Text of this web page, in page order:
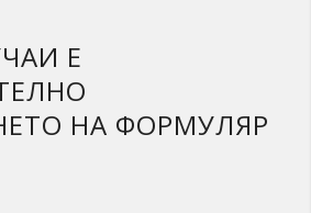
Е
НА ФОРМУЛЯР